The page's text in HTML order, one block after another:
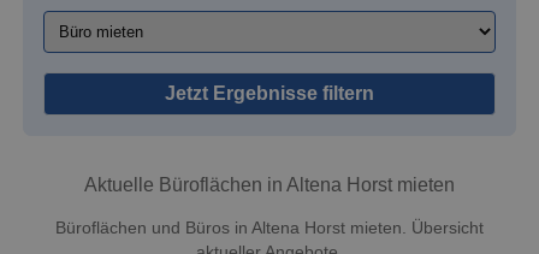
Jetzt Ergebnisse filtern
Aktuelle Büroflächen in Altena Horst mieten
Büroflächen und Büros in Altena Horst mieten. Übersicht